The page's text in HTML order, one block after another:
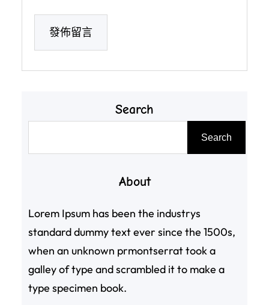
Search
Search
About
Lorem Ipsum has been the industrys
standard dummy text ever since the 1500s,
when an unknown prmontserrat took a
galley of type and scrambled it to make a
type specimen book.